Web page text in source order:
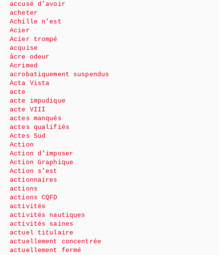
accusé d’avoir
acheter
Achille n’est
Acier
Acier trompé
acquise
âcre odeur
Acrimed
acrobatiquement suspendus
Acta Vista
acte
acte impudique
acte VIII
actes manqués
actes qualifiés
Actes Sud
Action
Action d’imposer
Action Graphique
Action s’est
actionnaires
actions
actions CQFD
activités
activités nautiques
activités saines
actuel titulaire
actuellement concentrée
actuellement fermé